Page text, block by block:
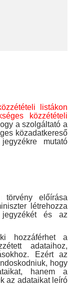
listákon
közzétételi
a szolgáltató a
közadatkereső
mutató
törvény előírása
létrehozza
és az
hozzáférhet a
adataihoz,
Ezért az
hogy
hanem a
az adataikat leíró